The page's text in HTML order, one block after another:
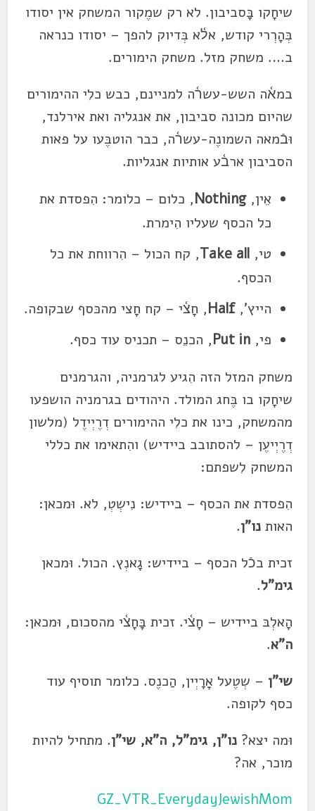
שיחָקו בָּסביבון. לא רק שמֶקור המשחק אין יסודו
בְּהָרְרי קודש, אל֫א בְּדיוק להפך – יסודו כנראה
ב…. משחק מזל. משחק הימורים.
במא֫ה השש-עשר֫ה למניינם, כבש כלִי ההימורים
שהיום מכונה סביבון, את אנגליה ואת אירלנד,
וּבֿמאה השמונֶה-עשר֫ה, כבר הוטבֶּעו על פאות
הסביבון ארב֫ע אותיות אנגליות.
אֵין,Nothing, כלום – כלומר: הִפסדת את
כל הכסף שעליו הִימרת.
טי, Take all
, קח הכול – הִרווחת את כל
הכסף.
הייץ',Half, חָצ֫י – קח חָצי מהכּסף שבקופה.
פי, Put in
, הכנֵס – תכניס עוד כסף.
משחק המזל הזה הִגיע לגרמניה, והגרמנים
שיחָקו בו בֶּחג המולד. היהודים בגרמניה הושפעו
מהמשחק, כינו את כלִי ההימורים דְרֶיְידֶל (מלשון
דְרֶיְיעֶן – להסתובב ביידיש) והִתאימו את כללי
המשחק לִשפתם:
הִפסדת את הכסף – ביידיש: נִישְטְ, לא. וּמכאן:
האותנו"ן.
זכית בכֿל הכסף – ביידיש: גָאנְץ. הכול. וּמכאן
גימ"ל.
הָאלְבּ ביידיש – חָצ֫י. זכית בָּחָצ֫י מהסכום, וּמכאן:
ה"א.
שי"ן – שְטֶעל אָרָיְין, הַכנֶס. כלומר תוסיף עוד
כסף לקופה.
וּמה יצא?נו"ן, גימ"ל, ה"א, שי"ן. מתחיל להיות
מוכר, אה?
GZ_VTR_EverydayJewishMom